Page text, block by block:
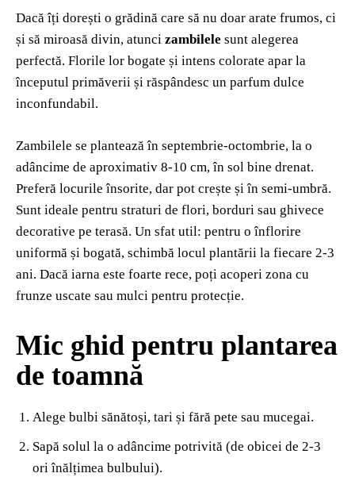
Dacă îți dorești o grădină care să nu doar arate frumos, ci
și să miroasă divin, atunci zambilele sunt alegerea
perfectă. Florile lor bogate și intens colorate apar la
începutul primăverii și răspândesc un parfum dulce
inconfundabil.
Zambilele se plantează în septembrie-octombrie, la o
adâncime de aproximativ 8-10 cm, în sol bine drenat.
Preferă locurile însorite, dar pot crește și în semi-umbră.
Sunt ideale pentru straturi de flori, borduri sau ghivece
decorative pe terasă. Un sfat util: pentru o înflorire
uniformă și bogată, schimbă locul plantării la fiecare 2-3
ani. Dacă iarna este foarte rece, poți acoperi zona cu
frunze uscate sau mulci pentru protecție.
Mic ghid pentru plantarea
de toamnă
Alege bulbi sănătoși, tari și fără pete sau mucegai.
Sapă solul la o adâncime potrivită (de obicei de 2-3
ori înălțimea bulbului).